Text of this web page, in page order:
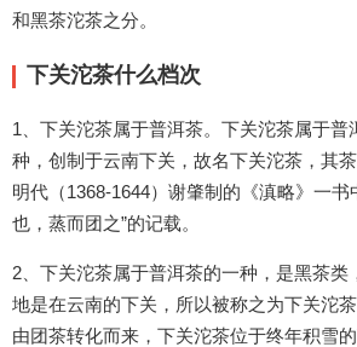
和黑茶沱茶之分。
下关沱茶什么档次
1、下关沱茶属于普洱茶。下关沱茶属于普
种，创制于云南下关，故名下关沱茶，其
明代（1368-1644）谢肇制的《滇略》一书
也，蒸而团之”的记载。
2、下关沱茶属于普洱茶的一种，是黑茶类
地是在云南的下关，所以被称之为下关沱
由团茶转化而来，下关沱茶位于终年积雪的